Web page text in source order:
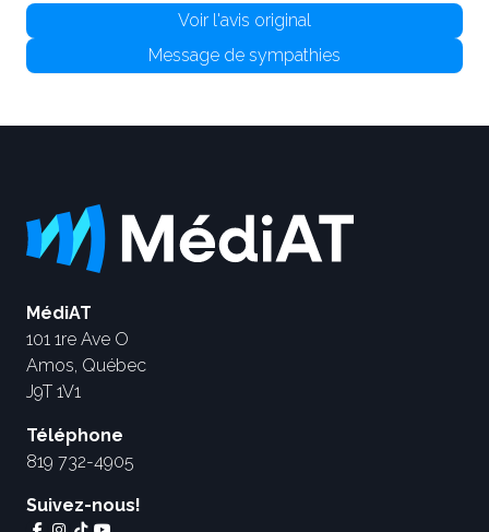
Voir l'avis original
Message de sympathies
MédiAT
101 1re Ave O
Amos, Québec
J9T 1V1
Téléphone
819 732-4905
Suivez-nous!